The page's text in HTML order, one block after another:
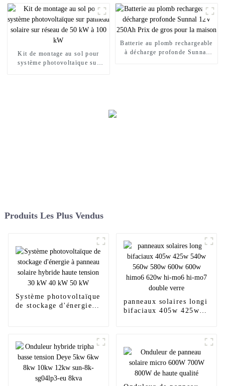
puissance pour système solaire
Kit de montage au sol pour
système photovoltaïque sur
Batterie au plomb rechargeable
à décharge profonde Sunnal
Produits Les Plus Vendus
Système photovoltaïque
de stockage d'énergie à
panneaux solaires longi
bifaciaux 405w 425w
verre